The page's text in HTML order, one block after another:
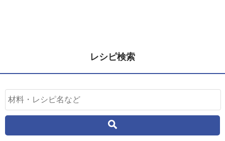
レシピ検索